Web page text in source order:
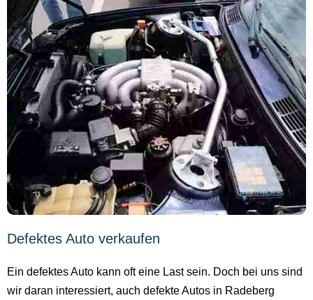
Defektes Auto verkaufen
Ein defektes Auto kann oft eine Last sein. Doch bei uns sind
wir daran interessiert, auch defekte Autos in Radeberg